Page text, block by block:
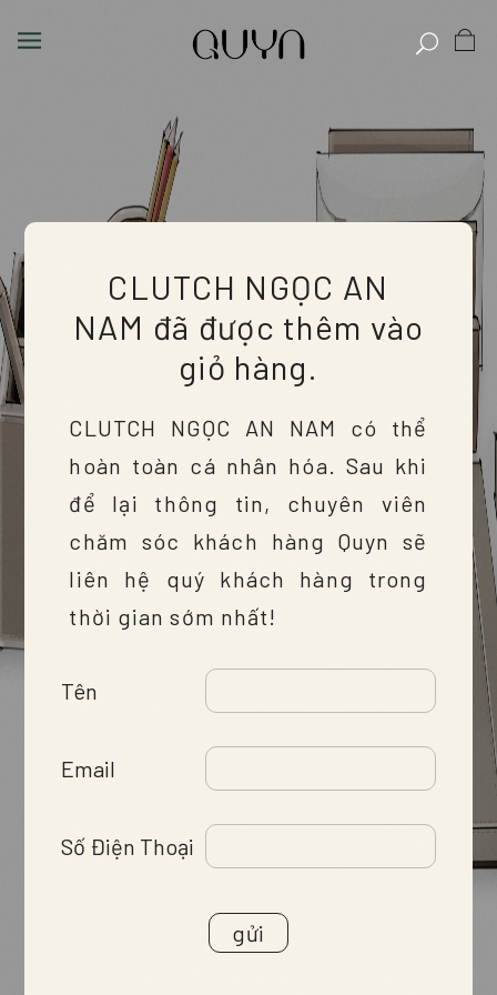
CLUTCH NGỌC AN
NAM đã được thêm vào
giỏ hàng.
CLUTCH NGỌC AN NAM có thể
hoàn toàn cá nhân hóa. Sau khi
để lại thông tin, chuyên viên
chăm sóc khách hàng Quyn sẽ
liên hệ quý khách hàng trong
thời gian sớm nhất!
Tên
Email
Số Điện Thoại